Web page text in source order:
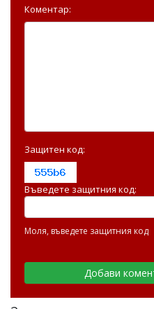
Коментар:
Защитен код:
Въведете защитния код:
Моля, въведете защитния код